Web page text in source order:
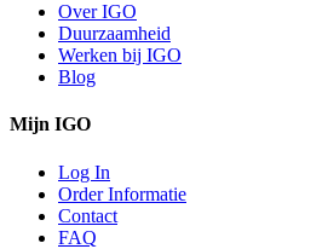
Over IGO
Duurzaamheid
Werken bij IGO
Blog
Mijn IGO
Log In
Order Informatie
Contact
FAQ